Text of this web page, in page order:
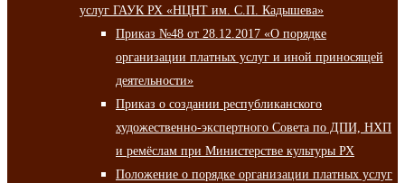
услуг ГАУК РХ «НЦНТ им. С.П. Кадышева»
Приказ №48 от 28.12.2017 «О порядке
организации платных услуг и иной приносящей
деятельности»
Приказ о создании республиканского
художественно-экспертного Совета по ДПИ, НХП
и ремёслам при Министерстве культуры РХ
Положение о порядке организации платных услуг